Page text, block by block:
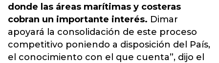
donde las áreas marítimas y costeras
cobran un importante interés. Dimar
apoyará la consolidación de este proceso
competitivo poniendo a disposición del País,
el conocimiento con el que cuenta”, dijo el